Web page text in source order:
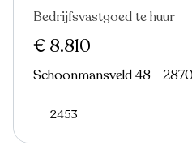
Bedrijfsvastgoed te huur
€ 8.810
Schoonmansveld 48 -
2453